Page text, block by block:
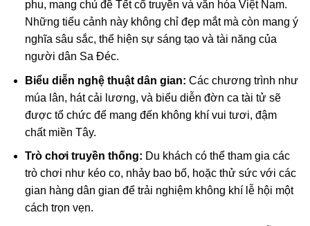
phu, mang chủ đề Tết cổ truyền và văn hóa Việt Nam.
Những tiểu cảnh này không chỉ đẹp mắt mà còn mang ý
nghĩa sâu sắc, thể hiện sự sáng tạo và tài năng của
người dân Sa Đéc.
Biểu diễn nghệ thuật dân gian: Các chương trình như
múa lân, hát cải lương, và biểu diễn đờn ca tài tử sẽ
được tổ chức để mang đến không khí vui tươi, đậm
chất miền Tây.
Trò chơi truyền thống: Du khách có thể tham gia các
trò chơi như kéo co, nhảy bao bố, hoặc thử sức với các
gian hàng dân gian để trải nghiệm không khí lễ hội một
cách trọn vẹn.